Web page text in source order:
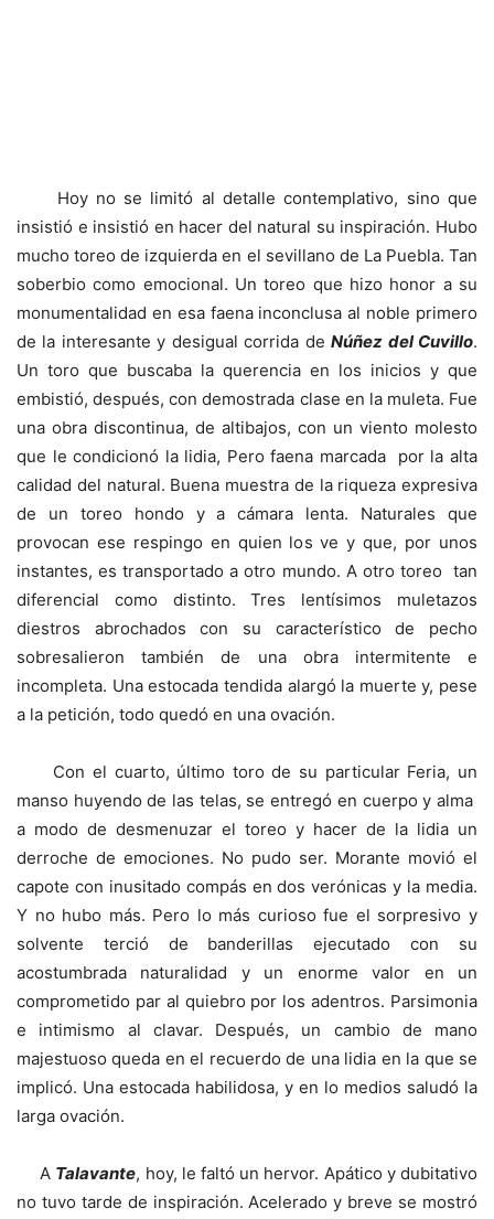
Hoy no se limitó al detalle contemplativo, sino que
insistió e insistió en hacer del natural su inspiración. Hubo
mucho toreo de izquierda en el sevillano de La Puebla. Tan
soberbio como emocional. Un toreo que hizo honor a su
monumentalidad en esa faena inconclusa al noble primero
de la interesante y desigual corrida deNúñez del Cuvillo.
Un toro que buscaba la querencia en los inicios y que
embistió, después, con demostrada clase en la muleta. Fue
una obra discontinua, de altibajos, con un viento molesto
que le condicionó la lidia, Pero faena marcada por la alta
calidad del natural. Buena muestra de la riqueza expresiva
de un toreo hondo y a cámara lenta. Naturales que
provocan ese respingo en quien los ve y que, por unos
instantes, es transportado a otro mundo. A otro toreo tan
diferencial como distinto. Tres lentísimos muletazos
diestros abrochados con su característico de pecho
sobresalieron también de una obra intermitente e
incompleta. Una estocada tendida alargó la muerte y, pese
a la petición, todo quedó en una ovación.
Con el cuarto, último toro de su particular Feria, un
manso huyendo de las telas, se entregó en cuerpo y alma
a modo de desmenuzar el toreo y hacer de la lidia un
derroche de emociones. No pudo ser. Morante movió el
capote con inusitado compás en dos verónicas y la media.
Y no hubo más. Pero lo más curioso fue el sorpresivo y
solvente terció de banderillas ejecutado con su
acostumbrada naturalidad y un enorme valor en un
comprometido par al quiebro por los adentros. Parsimonia
e intimismo al clavar. Después, un cambio de mano
majestuoso queda en el recuerdo de una lidia en la que se
implicó. Una estocada habilidosa, y en lo medios saludó la
larga ovación.
A Talavante, hoy, le faltó un hervor. Apático y dubitativo
no tuvo tarde de inspiración. Acelerado y breve se mostró